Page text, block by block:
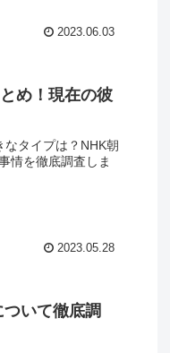
2023.06.03
め！現在の彼
タイプは？NHK朝
情を徹底調査しま
2023.05.28
いて徹底調